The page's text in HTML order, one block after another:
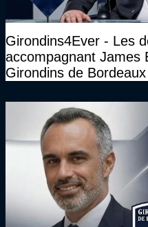
Girondins4Ever - Les
accompagnant James
Girondins de Bordeaux